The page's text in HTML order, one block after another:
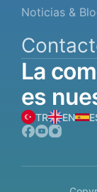
Noticias &
La
es
TR EN